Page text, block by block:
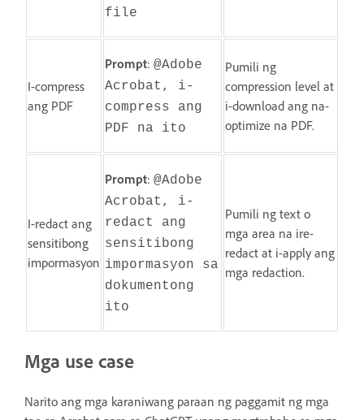
file
I-compress
ang PDF
Prompt: @Adobe
Acrobat, i-
compress ang
PDF na ito
Pumili ng
compression level at
i-download ang na-
optimize na PDF.
I-redact ang
sensitibong
impormasyon
Prompt: @Adobe
Acrobat, i-
redact ang
sensitibong
impormasyon sa
dokumentong
ito
Pumili ng text o
mga area na ire-
redact at i-apply ang
mga redaction.
Mga use case
Narito ang mga karaniwang paraan ng paggamit ng mga